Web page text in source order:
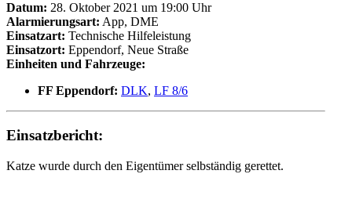
Datum: 28. Oktober 2021 um 19:00 Uhr
Alarmierungsart: App, DME
Einsatzart: Technische Hilfeleistung
Einsatzort: Eppendorf, Neue Straße
Einheiten und Fahrzeuge:
FF Eppendorf: DLK, LF 8/6
Einsatzbericht:
Katze wurde durch den Eigentümer selbständig gerettet.